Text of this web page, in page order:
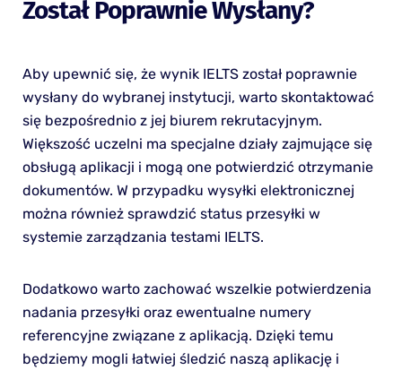
Został Poprawnie Wysłany?
Aby upewnić się, że wynik IELTS został poprawnie
wysłany do wybranej instytucji, warto skontaktować
się bezpośrednio z jej biurem rekrutacyjnym.
Większość uczelni ma specjalne działy zajmujące się
obsługą aplikacji i mogą one potwierdzić otrzymanie
dokumentów. W przypadku wysyłki elektronicznej
można również sprawdzić status przesyłki w
systemie zarządzania testami IELTS.
Dodatkowo warto zachować wszelkie potwierdzenia
nadania przesyłki oraz ewentualne numery
referencyjne związane z aplikacją. Dzięki temu
będziemy mogli łatwiej śledzić naszą aplikację i